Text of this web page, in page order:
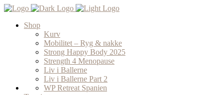
Shop
Kurv
Mobilitet – Ryg & nakke
Strong Happy Body 2025
Strength 4 Menopause
Liv i Ballerne
Liv i Ballerne Part 2
WP Retreat Spanien